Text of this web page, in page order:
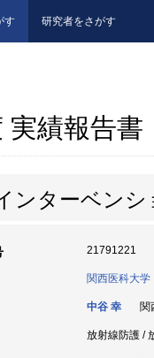
す 研究者をさがす
実績報告書
ンターベン
21791221
関西医科大学
中谷 幸 関
放射線防護 /